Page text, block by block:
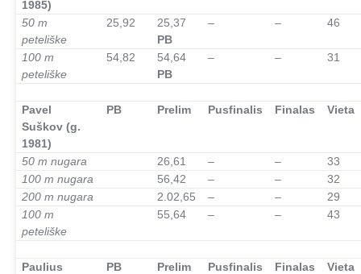
1985)
50 m
peteliške
25,92
25,37
PB
– – 46
100 m
peteliške
54,82
54,64
PB
– – 31
Pavel
Suškov (g.
1981)
PB Prelim Pusfinalis Finalas Vieta
50 m nugara 26,61 – –
33
100 m nugara
56,42 – –
32
200 m nugara
2.02,65 – –
29
100 m
peteliške
55,64 – – 43
Paulius
PB Prelim Pusfinalis Finalas Vieta